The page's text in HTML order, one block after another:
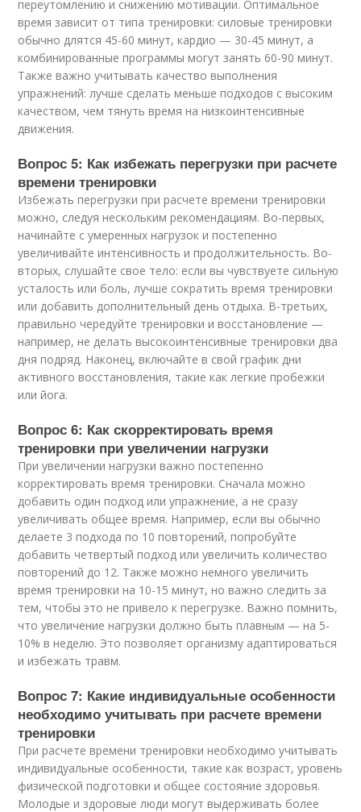
переутомлению и снижению мотивации. Оптимальное
время зависит от типа тренировки: силовые тренировки
обычно длятся 45-60 минут, кардио — 30-45 минут, а
комбинированные программы могут занять 60-90 минут.
Также важно учитывать качество выполнения
упражнений: лучше сделать меньше подходов с высоким
качеством, чем тянуть время на низкоинтенсивные
движения.
Вопрос 5: Как избежать перегрузки при расчете
времени тренировки
Избежать перегрузки при расчете времени тренировки
можно, следуя нескольким рекомендациям. Во-первых,
начинайте с умеренных нагрузок и постепенно
увеличивайте интенсивность и продолжительность. Во-
вторых, слушайте свое тело: если вы чувствуете сильную
усталость или боль, лучше сократить время тренировки
или добавить дополнительный день отдыха. В-третьих,
правильно чередуйте тренировки и восстановление —
например, не делать высокоинтенсивные тренировки два
дня подряд. Наконец, включайте в свой график дни
активного восстановления, такие как легкие пробежки
или йога.
Вопрос 6: Как скорректировать время
тренировки при увеличении нагрузки
При увеличении нагрузки важно постепенно
корректировать время тренировки. Сначала можно
добавить один подход или упражнение, а не сразу
увеличивать общее время. Например, если вы обычно
делаете 3 подхода по 10 повторений, попробуйте
добавить четвертый подход или увеличить количество
повторений до 12. Также можно немного увеличить
время тренировки на 10-15 минут, но важно следить за
тем, чтобы это не привело к перегрузке. Важно помнить,
что увеличение нагрузки должно быть плавным — на 5-
10% в неделю. Это позволяет организму адаптироваться
и избежать травм.
Вопрос 7: Какие индивидуальные особенности
необходимо учитывать при расчете времени
тренировки
При расчете времени тренировки необходимо учитывать
индивидуальные особенности, такие как возраст, уровень
физической подготовки и общее состояние здоровья.
Молодые и здоровые люди могут выдерживать более